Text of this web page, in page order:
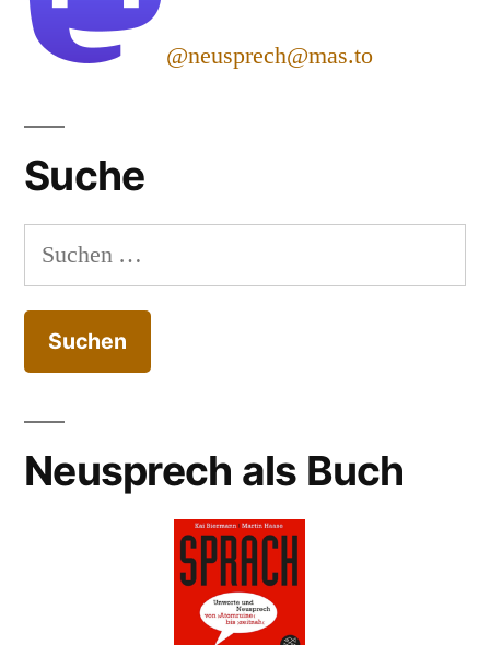
@neusprech@mas.to
Suche
Suchen
nach:
Neusprech als Buch